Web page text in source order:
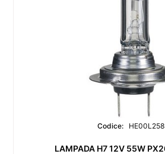
Codice:
LAMPADA H7 12V 55W